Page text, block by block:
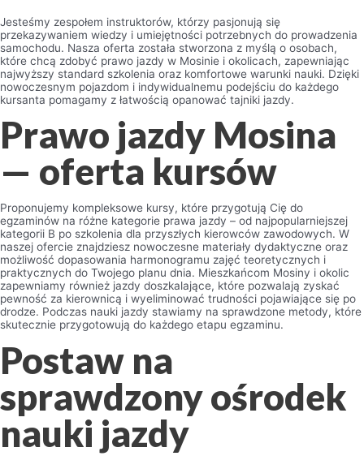
Jesteśmy zespołem instruktorów, którzy pasjonują się
przekazywaniem wiedzy i umiejętności potrzebnych do prowadzenia
samochodu. Nasza oferta została stworzona z myślą o osobach,
które chcą zdobyć prawo jazdy w Mosinie i okolicach, zapewniając
najwyższy standard szkolenia oraz komfortowe warunki nauki. Dzięki
nowoczesnym pojazdom i indywidualnemu podejściu do każdego
kursanta pomagamy z łatwością opanować tajniki jazdy.
Prawo jazdy Mosina
— oferta kursów
Proponujemy kompleksowe kursy, które przygotują Cię do
egzaminów na różne kategorie prawa jazdy – od najpopularniejszej
kategorii B po szkolenia dla przyszłych kierowców zawodowych. W
naszej ofercie znajdziesz nowoczesne materiały dydaktyczne oraz
możliwość dopasowania harmonogramu zajęć teoretycznych i
praktycznych do Twojego planu dnia. Mieszkańcom Mosiny i okolic
zapewniamy również jazdy doszkalające, które pozwalają zyskać
pewność za kierownicą i wyeliminować trudności pojawiające się po
drodze. Podczas nauki jazdy stawiamy na sprawdzone metody, które
skutecznie przygotowują do każdego etapu egzaminu.
Postaw na
sprawdzony ośrodek
nauki jazdy